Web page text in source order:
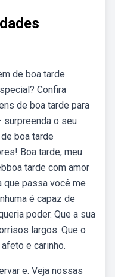
de boa tarde
Confira
de boa tarde para
o seu
boa tarde
Boa tarde, meu
tarde com amor
que passa você me
é capaz de
poder. Que a sua
largos. Que o
e carinho.
e. Veja nossas